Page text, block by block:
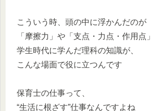
こういう時、頭の中に浮かんだのが
「摩擦力」や「支点・力点・作用点」
学生時代に学んだ理科の知識が、
こんな場面で役に立つんです
保育士の仕事って、
“生活に根ざす”仕事なんですよね